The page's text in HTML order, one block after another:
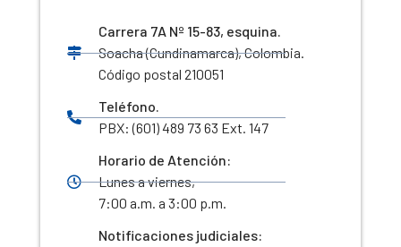
Carrera 7A Nº 15-83, esquina.
Soacha (Cundinamarca), Colombia.
Código postal 210051
Teléfono.
PBX: (601) 489 73 63 Ext. 147
Horario de Atención:
Lunes a viernes,
7:00 a.m. a 3:00 p.m.
Notificaciones judiciales: